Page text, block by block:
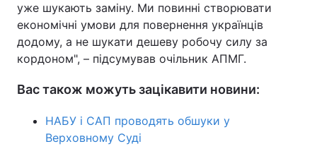
уже шукають заміну. Ми повинні створювати
економічні умови для повернення українців
додому, а не шукати дешеву робочу силу за
кордоном", – підсумував очільник АПМГ.
Вас також можуть зацікавити новини:
НАБУ і САП проводять обшуки у
Верховному Суді